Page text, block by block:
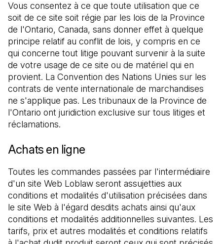
Vous consentez à ce que toute utilisation que ce
soit de ce site soit régie par les lois de la Province
de l'Ontario, Canada, sans donner effet à quelque
principe relatif au conflit de lois, y compris en ce
qui concerne tout litige pouvant survenir à la suite
de votre usage de ce site ou de matériel qui en
provient. La Convention des Nations Unies sur les
contrats de vente internationale de marchandises
ne s'applique pas. Les tribunaux de la Province de
l'Ontario ont juridiction exclusive sur tous litiges et
réclamations.
Achats en ligne
Toutes les commandes passées par l'intermédiaire
d'un site Web Loblaw seront assujetties aux
conditions et modalités d'utilisation précisées dans
le site Web à l'égard desdits achats ainsi qu'aux
conditions et modalités additionnelles suivantes. Les
tarifs, prix et autres modalités et conditions relatifs